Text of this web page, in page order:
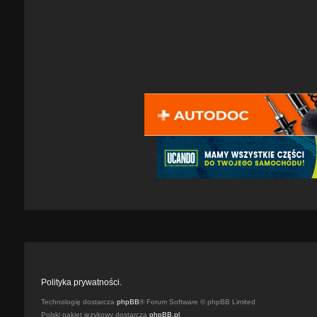
Polityka prywatności.
Technologię dostarcza phpBB® Forum Software © phpBB Limited
Polski pakiet językowy dostarcza phpBB.pl